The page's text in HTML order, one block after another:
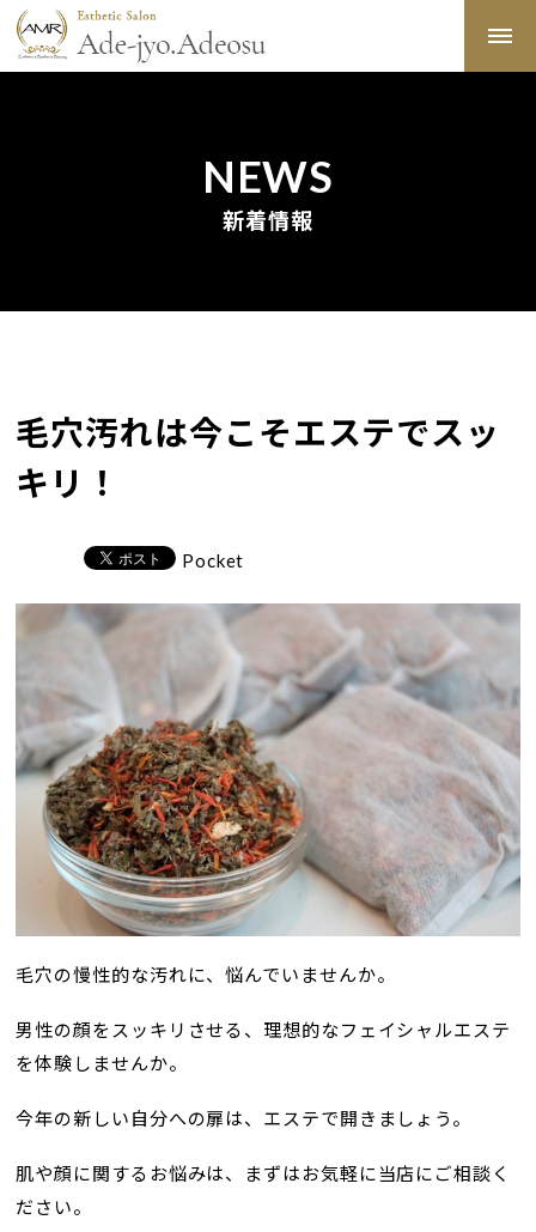
NEWS
新着情報
毛穴汚れは今こそエステでスッ
キリ！
Pocket
毛穴の慢性的な汚れに、悩んでいませんか。
男性の顔をスッキリさせる、理想的なフェイシャルエステ
を体験しませんか。
今年の新しい自分への扉は、エステで開きましょう。
肌や顔に関するお悩みは、まずはお気軽に当店にご相談く
ださい。